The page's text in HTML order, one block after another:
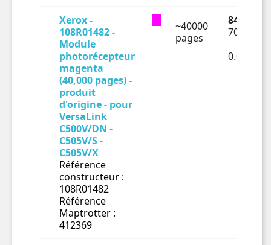
Xerox -
108R01482 -
Module
photorécepteur
magenta
(40,000 pages) -
produit
d'origine - pour
VersaLink
C500V/DN -
C505V/S -
C505V/X
Référence
constructeur :
108R01482
Référence
Maptrotter :
412369
~40000
pages
84.35 €
70.29 €